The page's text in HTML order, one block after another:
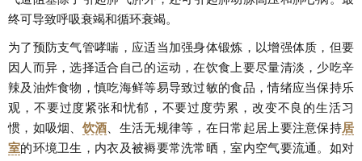
终可导致呼吸衰竭和循环衰竭。
为了预防支气管哮喘，应适当加强身体锻炼，以增强体质，但要
因人而异，选择适合自己的运动，在饮食上要尽量清淡，少吃辛
辣及油炸食物，慎吃海鲜等易导致过敏的食品，情绪应当保持乐
观，不要过度紧张和忧郁，不要过度劳累，改变不良的生活习
惯，如吸烟、 饮酒、生活无规律等，在日常起居上要注意保持居
室的环境卫生，内衣及被褥要常洗常晒，室内空气要流通。如对